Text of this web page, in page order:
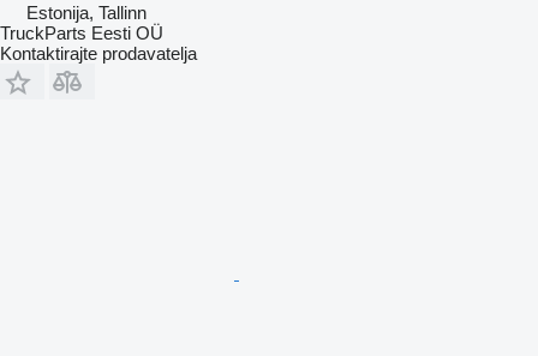
Estonija, Tallinn
TruckParts Eesti OÜ
Kontaktirajte prodavatelja